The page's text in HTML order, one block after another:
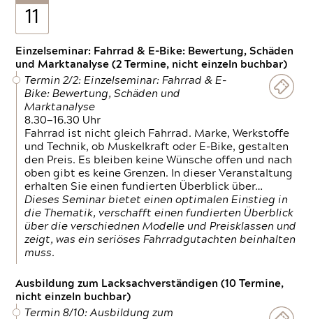
11
Einzelseminar: Fahrrad & E-Bike: Bewertung, Schäden
und Marktanalyse (2 Termine, nicht einzeln buchbar)
Termin 2/2: Einzelseminar: Fahrrad & E-
Bike: Bewertung, Schäden und
Marktanalyse
8.30—16.30 Uhr
Fahrrad ist nicht gleich Fahrrad. Marke, Werkstoffe
und Technik, ob Muskelkraft oder E-Bike, gestalten
den Preis. Es bleiben keine Wünsche offen und nach
oben gibt es keine Grenzen. In dieser Veranstaltung
erhalten Sie einen fundierten Überblick über…
Dieses Seminar bietet einen optimalen Einstieg in
die Thematik, verschafft einen fundierten Überblick
über die verschiednen Modelle und Preisklassen und
zeigt, was ein seriöses Fahrradgutachten beinhalten
muss.
Ausbildung zum Lacksachverständigen (10 Termine,
nicht einzeln buchbar)
Termin 8/10: Ausbildung zum